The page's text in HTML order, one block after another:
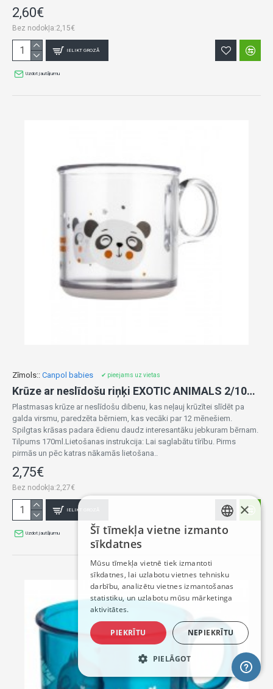
2,60€
Bez nodokļa:2,15€
IELIKT GROZĀ
Uzdot jautājumu
Zīmols:: Canpol babies ✔ pieejams uz vietas
Krūze ar neslīdošu riņķi EXOTIC ANIMALS 2/100 transparent
Plastmasas krūze ar neslīdošu dibenu, kas neļauj krūzītei slīdēt pa
galda virsmu, paredzēta bērniem, kas vecāki par 12 mēnešiem.
Spilgtas krāsas padara ēdienu daudz interesantāku jebkuram bērnam.
Tilpums 170ml.Lietošanas instrukcija: Lai saglabātu tīrību. Pirms
pirmās un pēc katras nākamās lietošana..
2,75€
Bez nodokļa:2,27€
IELIKT GROZĀ
Uzdot jautājumu LATVIAN
ENGLISH
×
Šī tīmekļa vietne izmanto
sīkdatnes
Mūsu tīmekļa vietnē tiek izmantoti
sīkdatnes, lai uzlabotu vietnes tehnisku
darbību, analizētu vietnes izmantošanas
statistiku, un uzlabotu mūsu mārketinga
aktivitātes.
PIEKRĪTU NEPIEKRĪTU
PIELĀGOT